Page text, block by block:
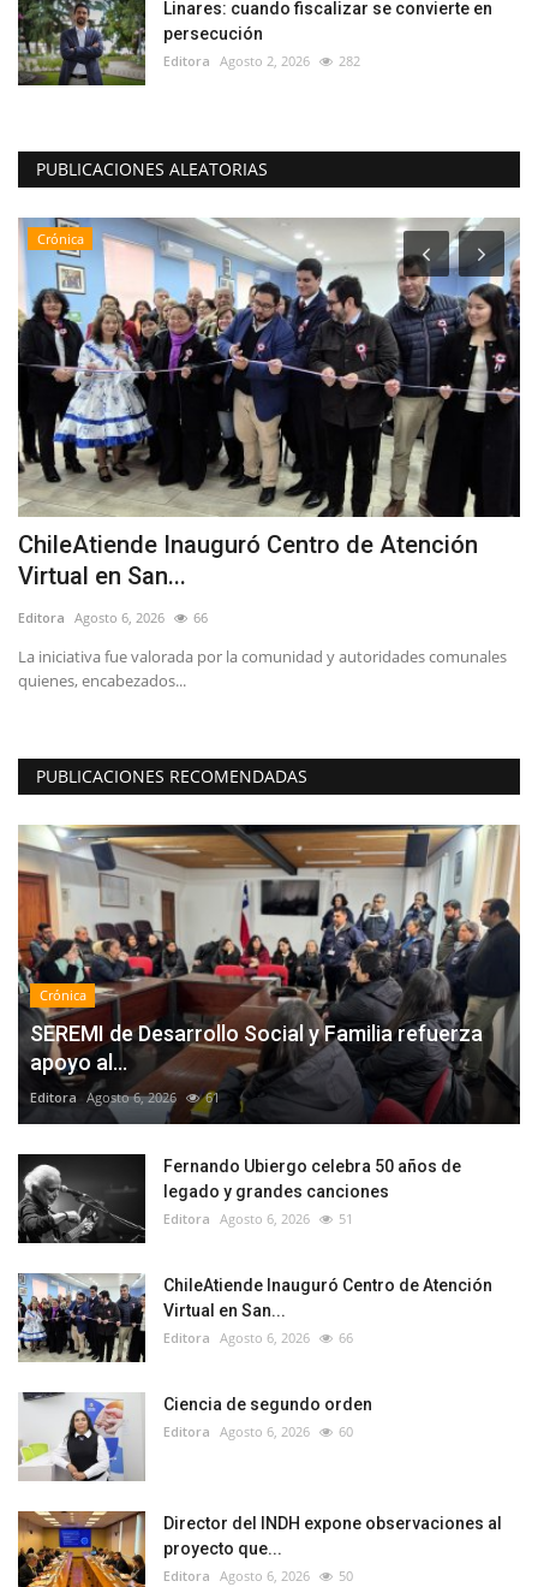
Linares: cuando fiscalizar se convierte en
persecución
Editora Agosto 2, 2026 282
PUBLICACIONES ALEATORIAS
Crónica
ChileAtiende Inauguró Centro de Atención
Virtual en San...
Editora Agosto 6, 2026 66
La iniciativa fue valorada por la comunidad y autoridades comunales
quienes, encabezados...
PUBLICACIONES RECOMENDADAS
Crónica
SEREMI de Desarrollo Social y Familia refuerza
apoyo al...
Editora Agosto 6, 2026 61
Fernando Ubiergo celebra 50 años de
legado y grandes canciones
Editora Agosto 6, 2026 51
ChileAtiende Inauguró Centro de Atención
Virtual en San...
Editora Agosto 6, 2026 66
Ciencia de segundo orden
Editora Agosto 6, 2026 60
Director del INDH expone observaciones al
proyecto que...
Editora Agosto 6, 2026 50